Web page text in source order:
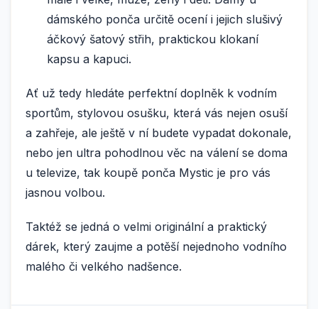
dámského ponča určitě ocení i jejich slušivý
áčkový šatový střih, praktickou klokaní
kapsu a kapuci.
Ať už tedy hledáte perfektní doplněk k vodním
sportům, stylovou osušku, která vás nejen osuší
a zahřeje, ale ještě v ní budete vypadat dokonale,
nebo jen ultra pohodlnou věc na válení se doma
u televize, tak koupě ponča Mystic je pro vás
jasnou volbou.
Taktéž se jedná o velmi originální a praktický
dárek, který zaujme a potěší nejednoho vodního
malého či velkého nadšence.